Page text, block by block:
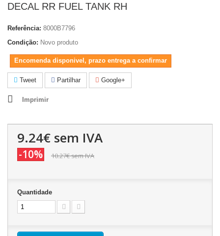
DECAL RR FUEL TANK RH
Referência: 8000B7796
Condição: Novo produto
Encomenda disponivel, prazo entrega a confirmar
Tweet Partilhar Google+
Imprimir
9.24€ sem IVA
-10% 10.27€sem IVA
Quantidade